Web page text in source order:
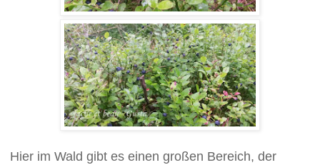
Hier im Wald gibt es einen großen Bereich, der